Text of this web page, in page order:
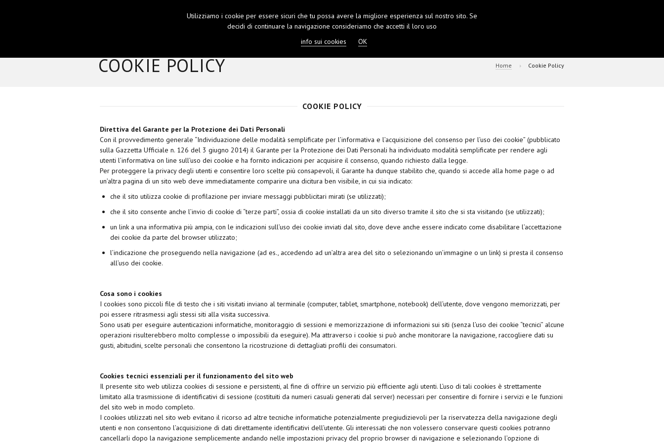
PRENOTA CONTATTI
COOKIE POLICY Home Cookie Policy
COOKIE POLICY
Direttiva del Garante per la Protezione dei Dati Personali
Con il provvedimento generale “Individuazione delle modalità semplificate per l’informativa e l’acquisizione del consenso per l’uso dei cookie” (pubblicato
sulla Gazzetta Ufficiale n. 126 del 3 giugno 2014) il Garante per la Protezione dei Dati Personali ha individuato modalità semplificate per rendere agli
utenti l’informativa on line sull’uso dei cookie e ha fornito indicazioni per acquisire il consenso, quando richiesto dalla legge.
Per proteggere la privacy degli utenti e consentire loro scelte più consapevoli, il Garante ha dunque stabilito che, quando si accede alla home page o ad
un’altra pagina di un sito web deve immediatamente comparire una dicitura ben visibile, in cui sia indicato:
che il sito utilizza cookie di profilazione per inviare messaggi pubblicitari mirati (se utilizzati);
che il sito consente anche l’invio di cookie di “terze parti”, ossia di cookie installati da un sito diverso tramite il sito che si sta visitando (se utilizzati);
un link a una informativa più ampia, con le indicazioni sull’uso dei cookie inviati dal sito, dove deve anche essere indicato come disabilitare l’accettazione
dei cookie da parte del browser utilizzato;
l’indicazione che proseguendo nella navigazione (ad es., accedendo ad un’altra area del sito o selezionando un’immagine o un link) si presta il consenso
all’uso dei cookie.
Cosa sono i cookies
I cookies sono piccoli file di testo che i siti visitati inviano al terminale (computer, tablet, smartphone, notebook) dell’utente, dove vengono memorizzati, per
poi essere ritrasmessi agli stessi siti alla visita successiva.
Sono usati per eseguire autenticazioni informatiche, monitoraggio di sessioni e memorizzazione di informazioni sui siti (senza l’uso dei cookie “tecnici” alcune
operazioni risulterebbero molto complesse o impossibili da eseguire). Ma attraverso i cookie si può anche monitorare la navigazione, raccogliere dati su
gusti, abitudini, scelte personali che consentono la ricostruzione di dettagliati profili dei consumatori.
Cookies tecnici essenziali per il funzionamento del sito web
Il presente sito web utilizza cookies di sessione e persistenti, al fine di offrire un servizio più efficiente agli utenti. L’uso di tali cookies è strettamente
limitato alla trasmissione di identificativi di sessione (costituiti da numeri casuali generati dal server) necessari per consentire di fornire i servizi e le funzioni
del sito web in modo completo.
I cookies utilizzati nel sito web evitano il ricorso ad altre tecniche informatiche potenzialmente pregiudizievoli per la riservatezza della navigazione degli
utenti e non consentono l’acquisizione di dati direttamente identificativi dell’utente. Gli interessati che non volessero conservare questi cookies potranno
cancellarli dopo la navigazione semplicemente andando nelle impostazioni privacy del proprio browser di navigazione e selezionando l’opzione di
Utilizziamo i cookie per essere sicuri che tu possa avere la migliore esperienza sul nostro sito. Se
decidi di continuare la navigazione consideriamo che accetti il loro uso
info sui cookies
OK